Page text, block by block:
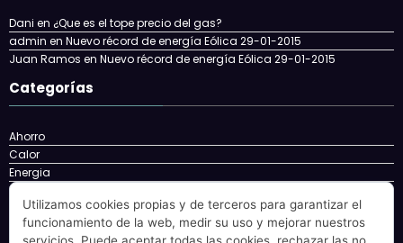
Dani en ¿Que es el tope precio del gas?
admin en Nuevo récord de energía Eólica 29-01-2015
Juan Ramos en Nuevo récord de energía Eólica 29-01-2015
Categorías
Ahorro
Calor
Energia
Energía
energy
Eolica
Utilizamos cookies propias y de terceros para garantizar el
funcionamiento de la web, medir su uso y mejorar nuestros